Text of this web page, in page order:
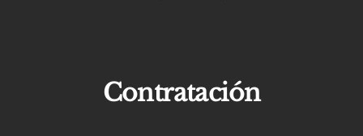
Contratación